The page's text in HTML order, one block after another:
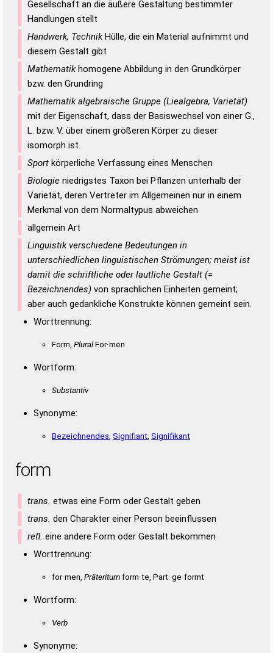
Gesellschaft an die äußere Gestaltung bestimmter
Handlungen stellt
Handwerk, TechnikHülle, die ein Material aufnimmt und
diesem Gestalt gibt
Mathematikhomogene Abbildung in den Grundkörper
bzw. den Grundring
Mathematik algebraische Gruppe (Liealgebra, Varietät)
mit der Eigenschaft, dass der Basiswechsel von einer G.,
L. bzw. V. über einem größeren Körper zu dieser
isomorph ist.
Sport körperliche Verfassung eines Menschen
Biologie niedrigstes Taxon bei Pflanzen unterhalb der
Varietät, deren Vertreter im Allgemeinen nur in einem
Merkmal von dem Normaltypus abweichen
allgemein Art
Linguistik verschiedene Bedeutungen in
unterschiedlichen linguistischen Strömungen; meist ist
damit die schriftliche oder lautliche Gestalt (=
Bezeichnendes) von sprachlichen Einheiten gemeint;
aber auch gedankliche Konstrukte können gemeint sein.
Worttrennung:
Form, PluralFor·men
Wortform:
Substantiv
Synonyme:
Bezeichnendes Signifiant Signifikant
form
trans. etwas eine Form oder Gestalt geben
trans. den Charakter einer Person beeinflussen
refl. eine andere Form oder Gestalt bekommen
Worttrennung:
for·men, Präteritumform·te, Part. ge·formt
Wortform:
Verb
Synonyme: